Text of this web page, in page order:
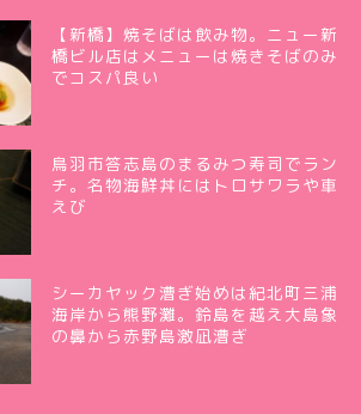
【新橋】焼そばは飲み物。ニュー新
橋ビル店はメニューは焼きそばのみ
でコスパ良い
鳥羽市答志島のまるみつ寿司でラン
チ。名物海鮮丼にはトロサワラや車
えび
シーカヤック漕ぎ始めは紀北町三浦
海岸から熊野灘。鈴島を越え大島象
の鼻から赤野島激凪漕ぎ